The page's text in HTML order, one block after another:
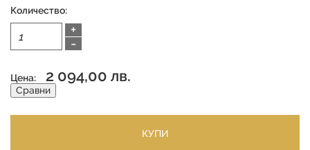
Количество:
+
-
Цена: 2 094,00 лв.
Сравни
КУПИ